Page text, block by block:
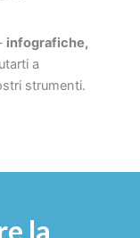
infografiche,
a
strumenti.
la